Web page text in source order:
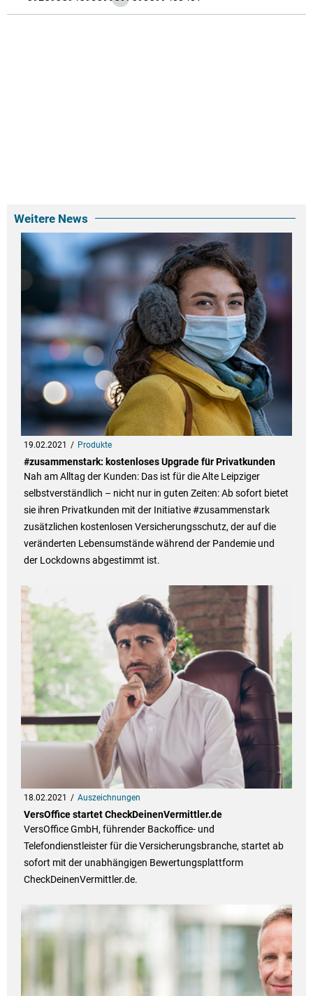
Weitere News
19.02.2021 Produkte
#zusammenstark: kostenloses Upgrade für Privatkunden
Nah am Alltag der Kunden: Das ist für die Alte Leipziger
selbstverständlich – nicht nur in guten Zeiten: Ab sofort bietet
sie ihren Privatkunden mit der Initiative #zusammenstark
zusätzlichen kostenlosen Versicherungsschutz, der auf die
veränderten Lebensumstände während der Pandemie und
der Lockdowns abgestimmt ist.
18.02.2021 Auszeichnungen
VersOffice startet CheckDeinenVermittler.de
VersOffice GmbH, führender Backoffice- und
Telefondienstleister für die Versicherungsbranche, startet ab
sofort mit der unabhängigen Bewertungsplattform
CheckDeinenVermittler.de.